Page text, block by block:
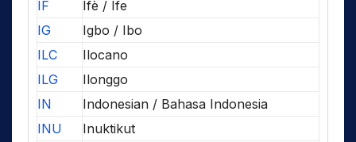
IF
Ifè / Ife
IG
Igbo / Ibo
ILC
Ilocano
ILG
Ilonggo
IN
Indonesian / Bahasa Indonesia
INU
Inuktikut